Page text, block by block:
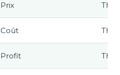
Prix The
Coût The
Profit The